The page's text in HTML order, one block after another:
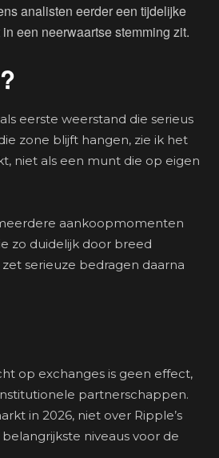
analisten eerder een tijdelijke
een neerwaartse stemming zit.
eerste weerstand die serieus
zone blijft hangen, zie ik het
niet als een munt die op eigen
aankoopmomenten
zo duidelijk door breed
zet serieuze bedragen daarna
op exchanges is geen effect,
partnerschappen.
in 2026, niet over Ripple’s
niveaus voor de